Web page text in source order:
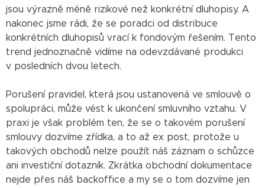
jsou výrazně méně rizikové než konkrétní dluhopisy. A
nakonec jsme rádi, že se poradci od distribuce
konkrétních dluhopisů vrací k fondovým řešením. Tento
trend jednoznačně vidíme na odevzdávané produkci
v posledních dvou letech.
Porušení pravidel, která jsou ustanovená ve smlouvě o
spolupráci, může vést k ukončení smluvního vztahu. V
praxi je však problém ten, že se o takovém porušení
smlouvy dozvíme zřídka, a to až ex post, protože u
takových obchodů nelze použít náš záznam o schůzce
ani investiční dotazník. Zkrátka obchodní dokumentace
nejde přes náš backoffice a my se o tom dozvíme jen